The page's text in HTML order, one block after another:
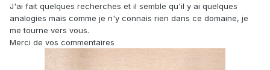
J'ai fait quelques recherches et il semble qu'il y ai quelques
analogies mais comme je n'y connais rien dans ce domaine, je
me tourne vers vous.
Merci de vos commentaires